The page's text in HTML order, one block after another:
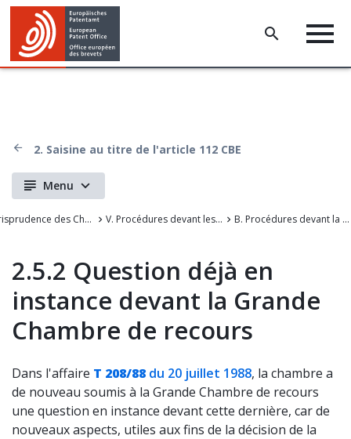
2. Saisine au titre de l'article 112 CBE
Menu
La Jurisprudence des Chambres de recours de l'Office européen des brevets V. Procédures devant les chambres de recours B. Procédures devant la Grande Chambre de recours
2.5.2 Question déjà en
instance devant la Grande
Chambre de recours
Dans l'affaire T 208/88 du 20 juillet 1988, la chambre a
de nouveau soumis à la Grande Chambre de recours
une question en instance devant cette dernière, car de
nouveaux aspects, utiles aux fins de la décision de la